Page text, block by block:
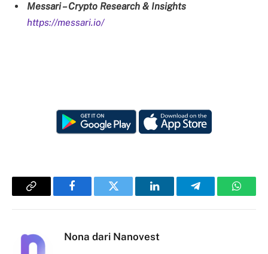
Messari – Crypto Research & Insights
https://messari.io/
Copy
FacebookTwitter LinkedInTelegram
Nona dari Nanovest